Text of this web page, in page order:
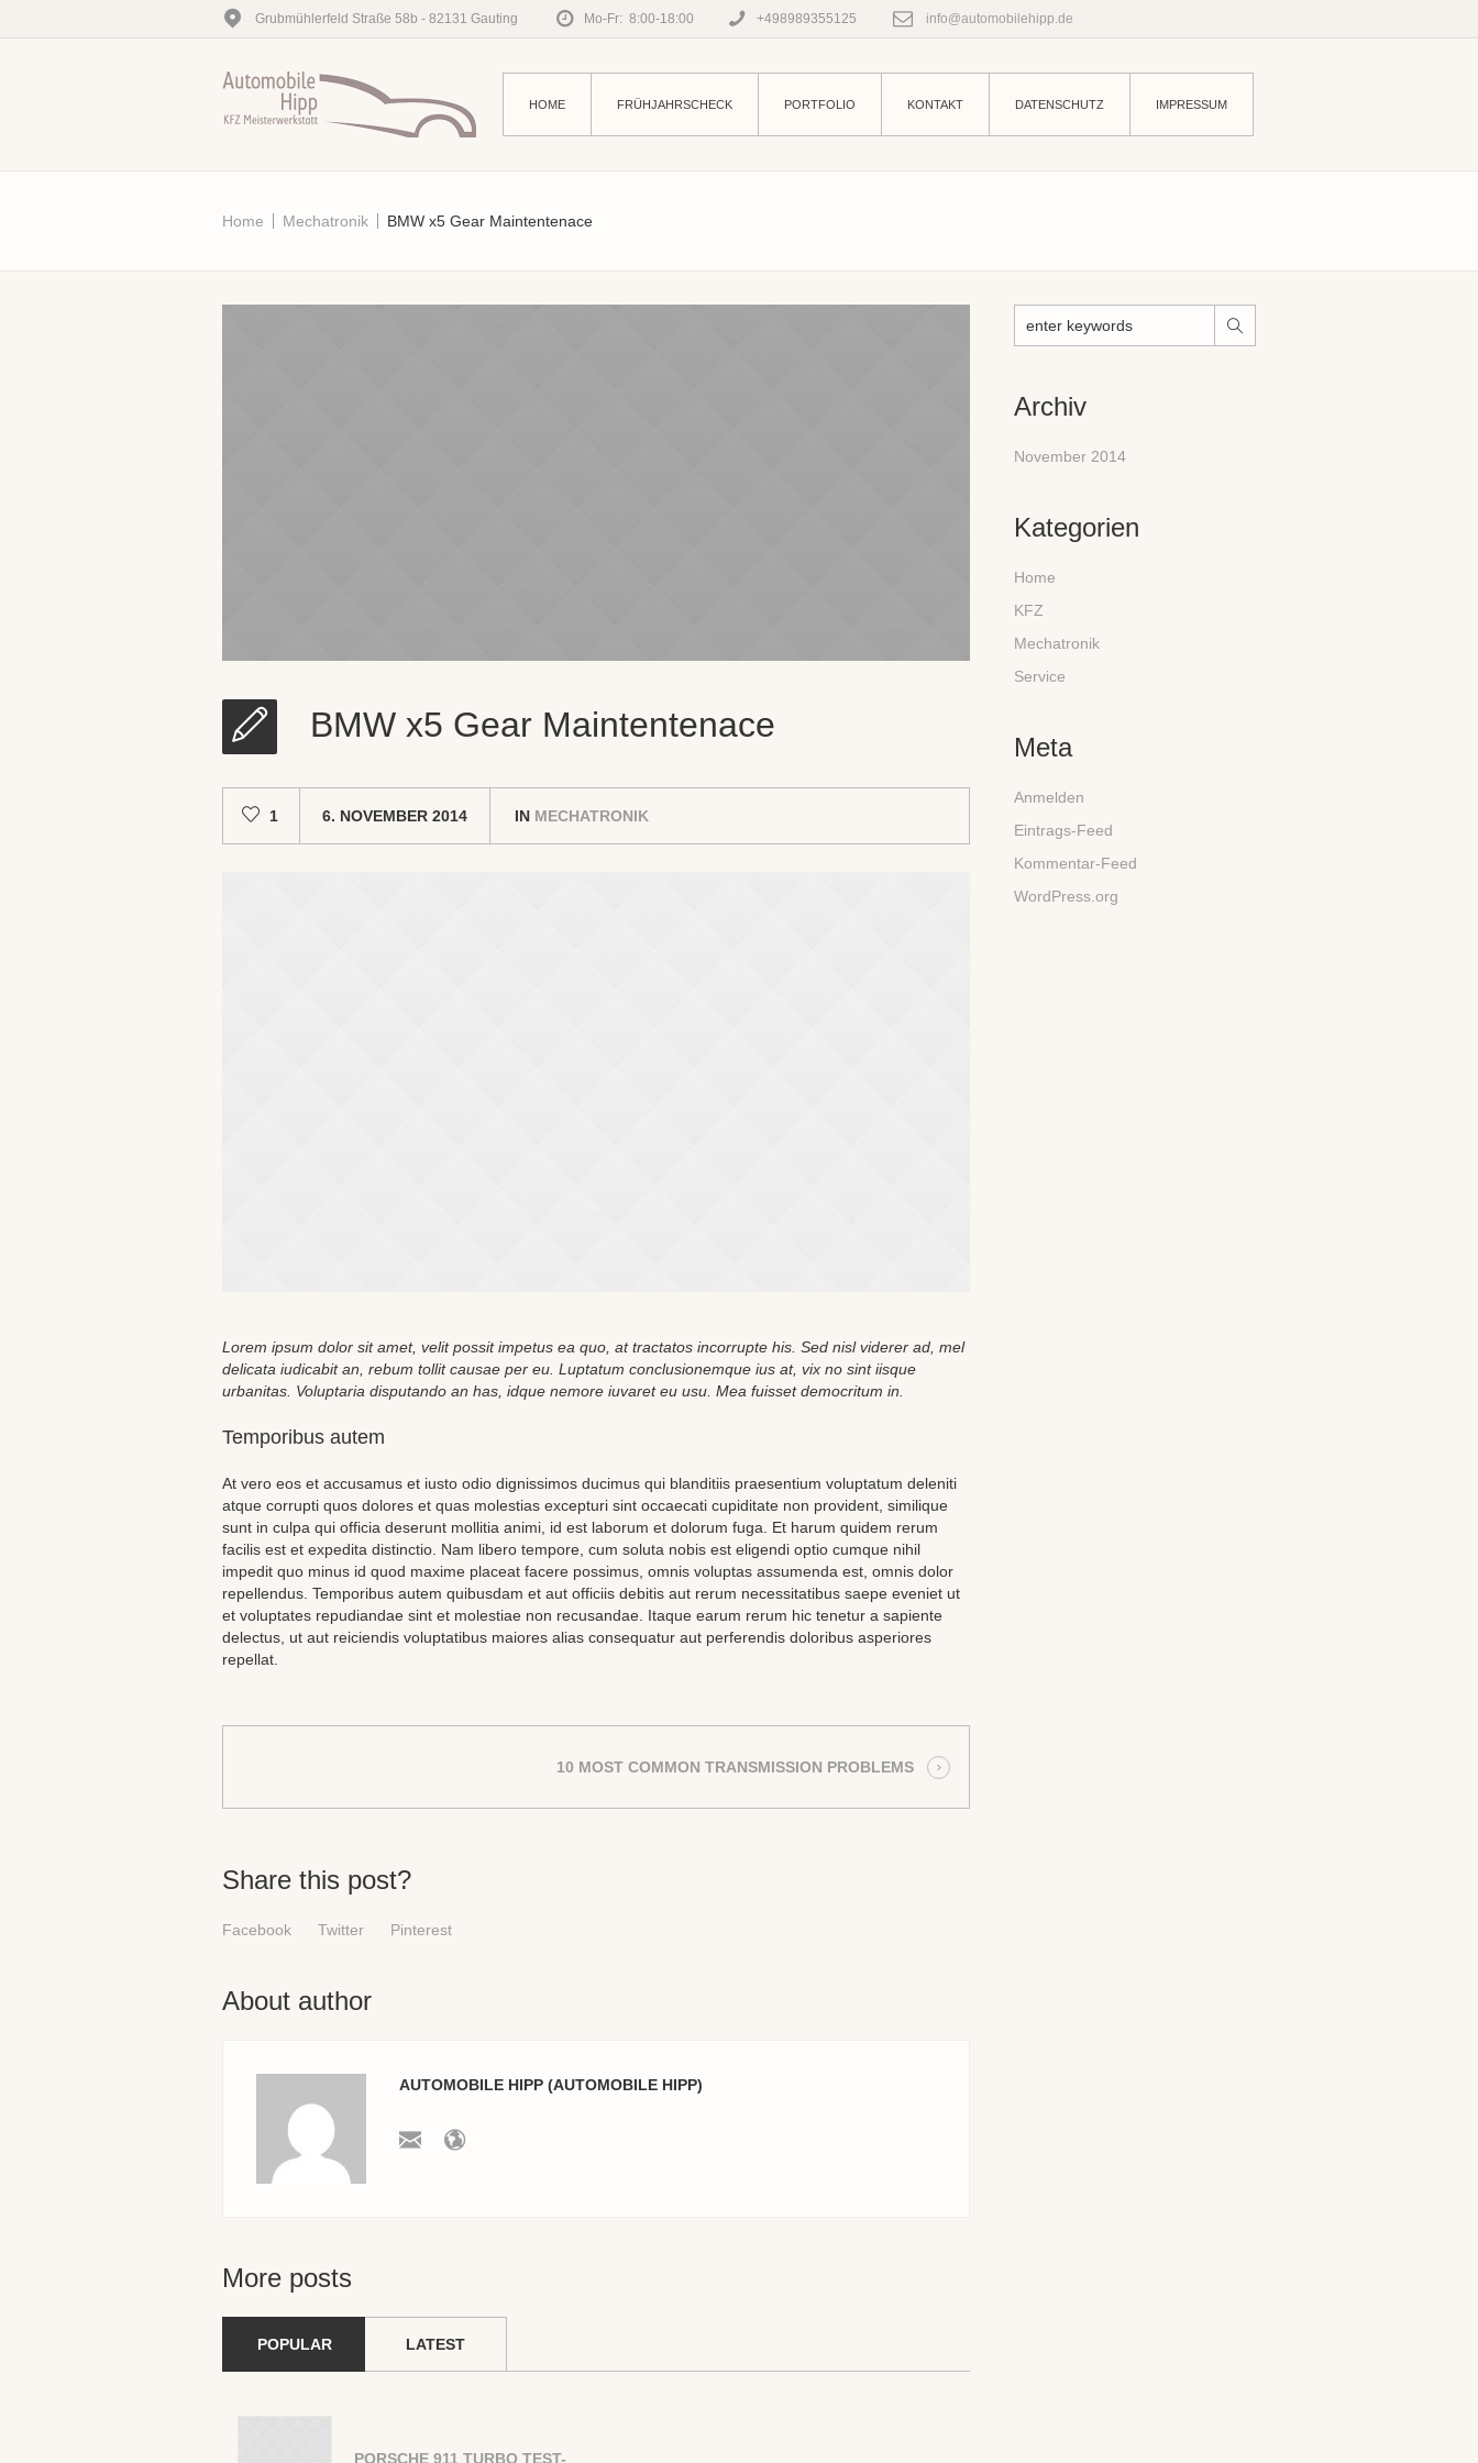
Grubmühlerfeld Straße 58b - 82131 Gauting Mo-Fr: 8:00-18:00 +498989355125 info@automobilehipp.de
HOME FRÜHJAHRSCHECK PORTFOLIO KONTAKT DATENSCHUTZ IMPRESSUM
Home Mechatronik BMW x5 Gear Maintentenace
BMW x5 Gear Maintentenace
1 6. NOVEMBER 2014 IN MECHATRONIK
Lorem ipsum dolor sit amet, velit possit impetus ea quo, at tractatos incorrupte his. Sed nisl viderer ad, mel
delicata iudicabit an, rebum tollit causae per eu. Luptatum conclusionemque ius at, vix no sint iisque
urbanitas. Voluptaria disputando an has, idque nemore iuvaret eu usu. Mea fuisset democritum in.
Temporibus autem
At vero eos et accusamus et iusto odio dignissimos ducimus qui blanditiis praesentium voluptatum deleniti
atque corrupti quos dolores et quas molestias excepturi sint occaecati cupiditate non provident, similique
sunt in culpa qui officia deserunt mollitia animi, id est laborum et dolorum fuga. Et harum quidem rerum
facilis est et expedita distinctio. Nam libero tempore, cum soluta nobis est eligendi optio cumque nihil
impedit quo minus id quod maxime placeat facere possimus, omnis voluptas assumenda est, omnis dolor
repellendus. Temporibus autem quibusdam et aut officiis debitis aut rerum necessitatibus saepe eveniet ut
et voluptates repudiandae sint et molestiae non recusandae. Itaque earum rerum hic tenetur a sapiente
delectus, ut aut reiciendis voluptatibus maiores alias consequatur aut perferendis doloribus asperiores
repellat.
10 MOST COMMON TRANSMISSION PROBLEMS
Share this post?
Facebook Twitter Pinterest
About author
AUTOMOBILE HIPP (AUTOMOBILE HIPP)
More posts
POPULAR LATEST
PORSCHE 911 TURBO TEST-
Archiv
November 2014
Kategorien
Home
KFZ
Mechatronik
Service
Meta
Anmelden
Eintrags-Feed
Kommentar-Feed
WordPress.org